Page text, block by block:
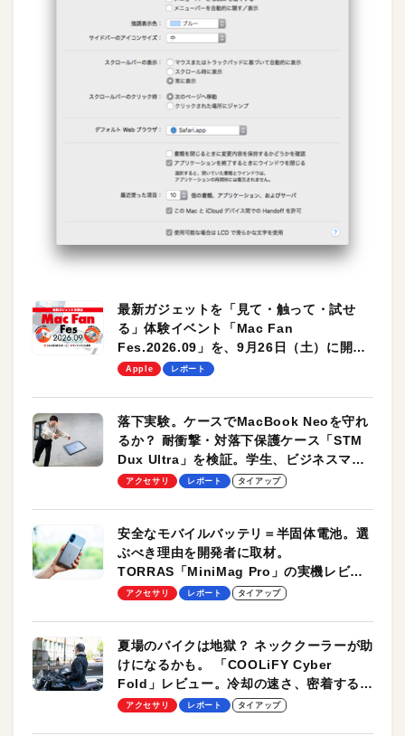
最新ガジェットを「見て・触って・試せ
る」体験イベント「Mac Fan
Fes.2026.09」を、9月26日（土）に開催
します！
Apple レポート
落下実験。ケースでMacBook Neoを守れ
るか？ 耐衝撃・対落下保護ケース「STM
Dux Ultra」を検証。学生、ビジネスマン
のモバイルユースに最適！
アクセサリ レポート タイアップ
安全なモバイルバッテリ＝半固体電池。選
ぶべき理由を開発者に取材。
TORRAS「MiniMag Pro」の実機レビュ
ーも
アクセサリ レポート タイアップ
夏場のバイクは地獄？ ネッククーラーが助
けになるかも。 「COOLiFY Cyber
Fold」レビュー。冷却の速さ、密着する冷
却プレート、シンプルな操作性がグッド！
アクセサリ レポート タイアップ